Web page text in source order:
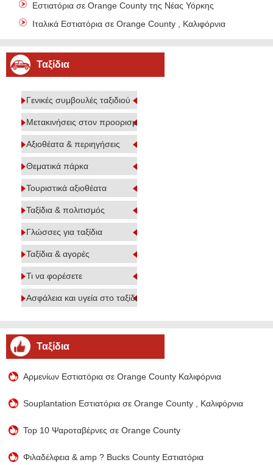
Εστιατόρια σε Orange County της Νέας Υόρκης
Ιταλικά Εστιατόρια σε Orange County , Καλιφόρνια
Ταξίδια
Γενικές συμβουλές ταξιδιού
Μετακινήσεις στον προορισμό
Αξιοθέατα & περιηγήσεις
Θεματικά πάρκα
Τουριστικά αξιοθέατα
Ταξίδια & πολιτισμός
Γλώσσες για ταξίδια
Ταξίδια & αγορές
Τι να φορέσετε
Ασφάλεια και υγεία στο ταξίδι
Ταξίδια
Αρμενίων Εστιατόρια σε Orange County Καλιφόρνια
Souplantation Εστιατόρια σε Orange County , Καλιφόρνια
Top 10 Ψαροταβέρνες σε Orange County
Φιλαδέλφεια & amp ? Bucks County Εστιατόρια